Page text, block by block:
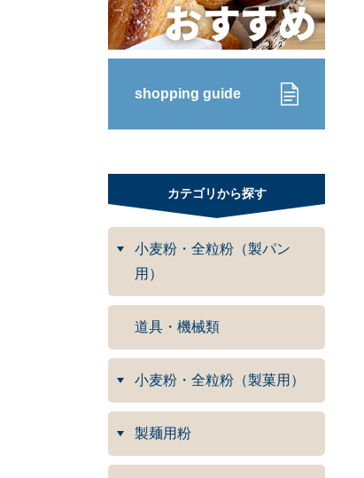
shopping guide
カテゴリから探す
小麦粉・全粒粉（製パン
用）
道具・機械類
小麦粉・全粒粉（製菓用）
製麺用粉